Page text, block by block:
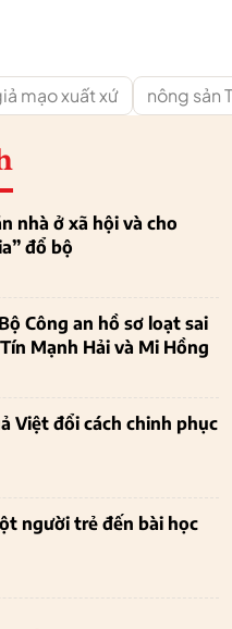
mạo xuất xứ nông sản
nhà ở xã hội và cho
đổ bộ
Công an hồ sơ loạt sai
Tín Mạnh Hải và Mi Hồng
Việt đổi cách chinh phục
người trẻ đến bài học